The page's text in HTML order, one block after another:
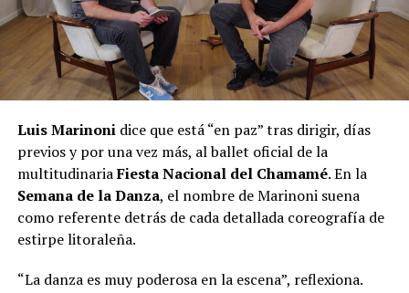
Luis Marinonidice que está “en paz” tras dirigir, días
previos y por una vez más, al ballet oficial de la
multitudinariaFiesta Nacional del Chamamé. En la
Semana de la Danza, el nombre de Marinoni suena
como referente detrás de cada detallada coreografía de
estirpe litoraleña.
“La danza es muy poderosa en la escena”, reflexiona.